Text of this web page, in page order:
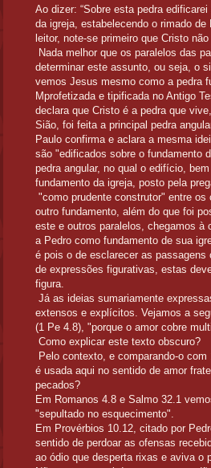
Ao dizer: “Sobre esta pedra
da igreja, estabelecendo o rimado
leitor, note-se primeiro que Cristo
Nada melhor que os paralelos das
determinar este assunto, ou seja, o
vemos Jesus mesmo como a pedra
Mprofetizada e tipificada no Antigo
declara que Cristo é a pedra que
Sião, foi feita a principal pedra
Paulo confirma e aclara a mesma
são "edificados sobre o fundamento
pedra angular, no qual o edifício,
fundamento da igreja, posto pela
"como prudente construtor" entre
outro fundamento, além do que foi
este e outros paralelos, chegamos à
a Pedro como fundamento de sua
é pois o de esclarecer as
de expressões figurativas, estas
figura.
Já as ideias sumariamente
extensos e explícitos. Vejamos a
(1 Pe 4.8), "porque o amor cobre
Como explicar este texto obscuro?
Pelo contexto, e comparando-o
é usada aqui no sentido de amor
pecados?
Em Romanos 4.8 e Salmo 32.1
"sepultado no esquecimento".
Em Provérbios 10.12, citado por
sentido de perdoar as ofensas
ao ódio que desperta rixas e aviva o